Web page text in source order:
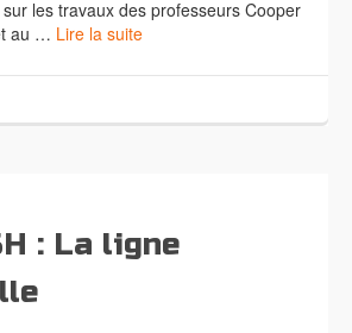
les travaux des professeurs Cooper
au … Lire la suite
: La ligne